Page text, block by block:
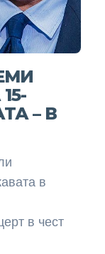
– В
в
в чест